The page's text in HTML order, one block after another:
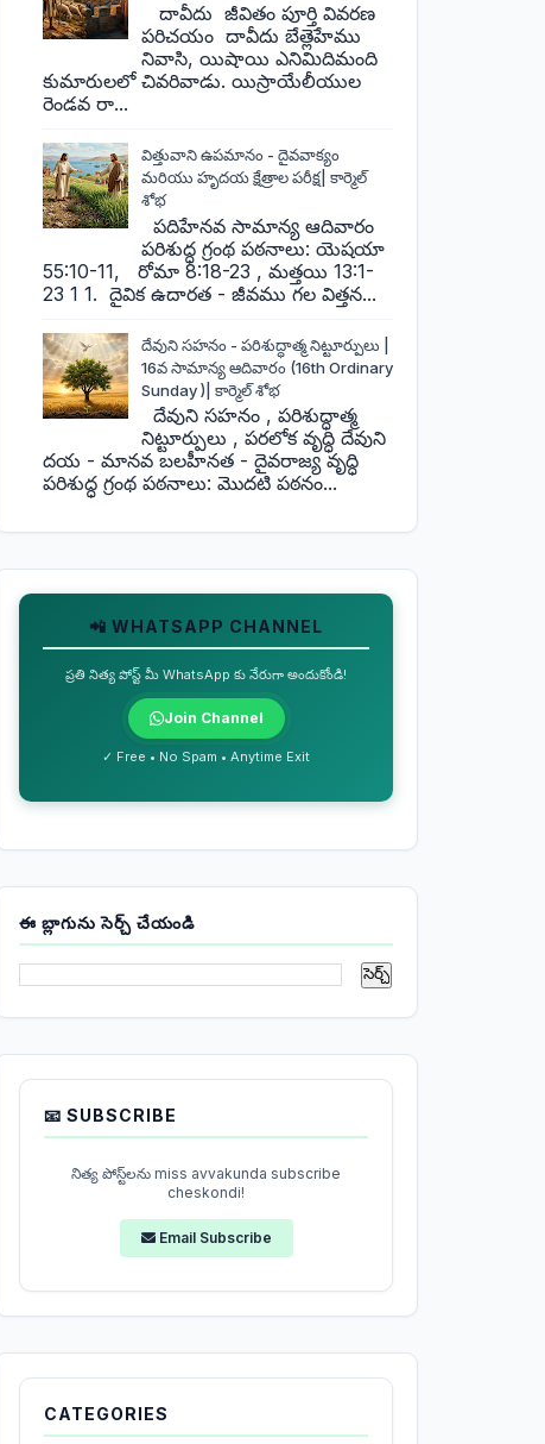
దావీదు జీవితం పూర్తి వివరణ
పరిచయం దావీదు బేత్లెహేము
నివాసి, యిషాయి ఎనిమిదిమంది
కుమారులలో చివరివాడు. యిస్రాయేలీయుల
రెండవ రా...
విత్తువాని ఉపమానం - దైవవాక్యం
మరియు హృదయ క్షేత్రాల పరీక్ష| కార్మెల్
శోభ
పదిహేనవ సామాన్య ఆదివారం
పరిశుద్ధ గ్రంథ పఠనాలు: యెషయా
55:10-11, రోమా 8:18-23 , మత్తయి 13:1-
23 1 1. దైవిక ఉదారత - జీవము గల విత్తన...
దేవుని సహనం - పరిశుద్ధాత్మ నిట్టూర్పులు |
16వ సామాన్య ఆదివారం (16th Ordinary
Sunday )| కార్మెల్ శోభ
దేవుని సహనం , పరిశుద్ధాత్మ
నిట్టూర్పులు , పరలోక వృద్ధి దేవుని
దయ - మానవ బలహీనత - దైవరాజ్య వృద్ధి
పరిశుద్ధ గ్రంథ పఠనాలు: మొదటి పఠనం...
📲 WHATSAPP CHANNEL
ప్రతి నిత్య పోస్ట్ మీ WhatsApp కు నేరుగా అందుకోండి!
Join Channel
✓ Free • No Spam • Anytime Exit
ఈ బ్లాగును సెర్చ్ చేయండి
📧 SUBSCRIBE
నిత్య పోస్ట్‌లను miss avvakunda subscribe
cheskondi!
Email Subscribe
CATEGORIES